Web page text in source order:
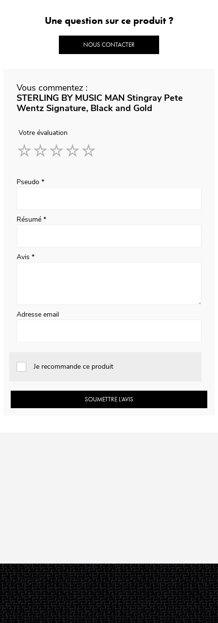
Une question sur ce produit ?
NOUS CONTACTER
Vous commentez :
STERLING BY MUSIC MAN Stingray Pete
Wentz Signature, Black and Gold
Votre évaluation
Pseudo
Résumé
Avis
Adresse email
Je recommande ce produit
SOUMETTRE L’AVIS